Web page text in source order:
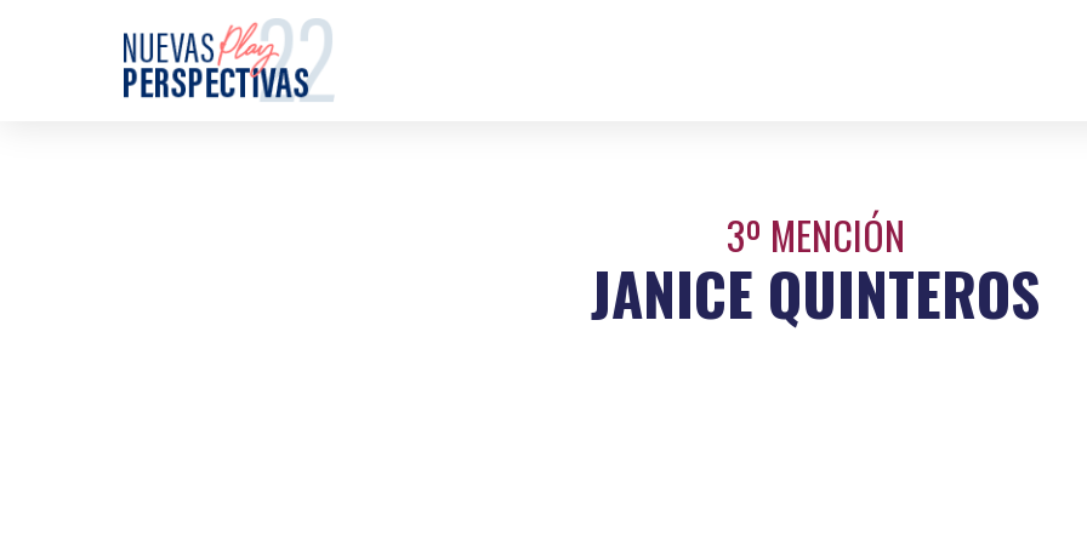
3º MENCIÓN
JANICE QUINTEROS